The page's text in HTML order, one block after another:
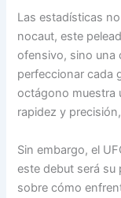
Las estadísticas
nocaut, este
ofensivo, sino una
perfeccionar cada
octágono muestra
rapidez y
Sin embargo, el
este debut será su
sobre cómo